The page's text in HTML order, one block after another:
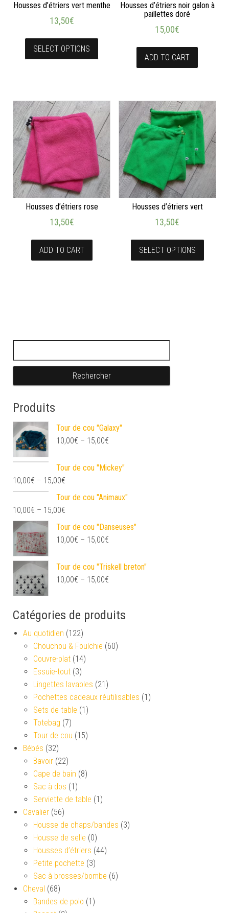
Housses d’étriers vert menthe
13,50€
SELECT OPTIONS
Housses d’étriers noir galon à
paillettes doré
15,00€
ADD TO CART
Housses d’étriers rose
13,50€
ADD TO CART
Housses d’étriers vert
13,50€
SELECT OPTIONS
Produits
Tour de cou "Galaxy"
10,00€ – 15,00€
Tour de cou "Mickey"
10,00€ – 15,00€
Tour de cou "Animaux"
10,00€ – 15,00€
Tour de cou "Danseuses"
10,00€ – 15,00€
Tour de cou "Triskell breton"
10,00€ – 15,00€
Catégories de produits
Au quotidien (122)
Chouchou & Foulchie (60)
Couvre-plat (14)
Essuie-tout (3)
Lingettes lavables (21)
Pochettes cadeaux réutilisables (1)
Sets de table (1)
Totebag (7)
Tour de cou (15)
Bébés (32)
Bavoir (22)
Cape de bain (8)
Sac à dos (1)
Serviette de table (1)
Cavalier (56)
Housse de chaps/bandes (3)
Housse de selle (0)
Housses d’étriers (44)
Petite pochette (3)
Sac à brosses/bombe (6)
Cheval (68)
Bandes de polo (1)